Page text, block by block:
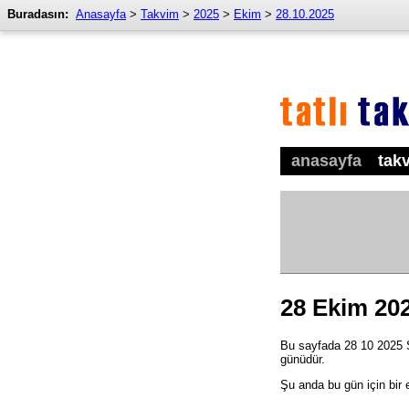
anasayfa
Buradasın: Anasayfa> Takvim > 2025 > Ekim > 28.10.2025
28 Ekim
Bu sayfada 28 10 2025
günüdür.
Şu anda bu gün için bir